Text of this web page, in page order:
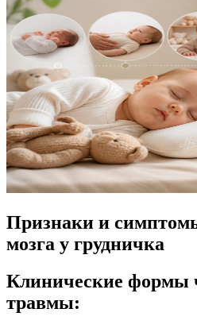
Признаки и
мозга у грудничка
Клинические формы
травмы: